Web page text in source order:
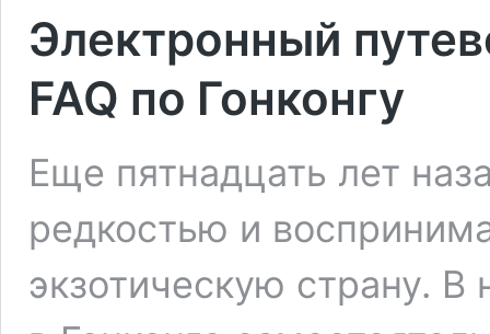
Электронный
FAQ по Гонконгу
Еще пятнадцать лет
редкостью и
экзотическую страну. В